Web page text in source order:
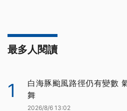
最多人閱讀
1
白海豚颱風路徑仍有變數
舞
2026/8/6 13:02